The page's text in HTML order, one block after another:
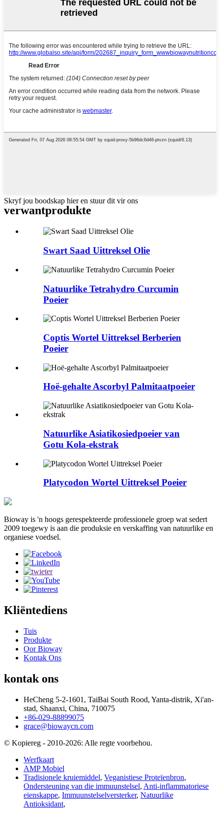
Skryf jou boodskap hier en stuur dit vir ons
verwantprodukte
Swart Saad Uittreksel Olie
Natuurlike Tetrahydro Curcumin
Poeier
Coptis Wortel Uittreksel Berberien
Poeier
Hoë-gehalte Ascorbyl Palmitaatpoeier
Natuurlike Asiatikosiedpoeier van
Gotu Kola-ekstrak
Platycodon Wortel Uittreksel Poeier
Bioway is 'n hoogs gerespekteerde professionele groep wat sedert
2009 toegewy is aan die produksie en verskaffing van natuurlike en
organiese voedsel.
Kliëntediens
Tuis
Produkte
Oor Bioway
Kontak Ons
kontak ons
HeCheng 5-2-1601, TaiBai South Rood, Yanta-distrik, Xi'an-
stad, Shaanxi, China, 710075
+86-029-88899075
grace@biowaycn.com
© Kopiereg - 2010-2026: Alle regte voorbehou.
Werfkaart
AMP Mobiel
Tradisionele kruiemiddel, Veganistiese Proteïenbron,
Ondersteuning van die immuunstelsel, Anti-inflammatoriese
eienskappe, Immuunstelselversterker, Natuurlike
Antioksidant,